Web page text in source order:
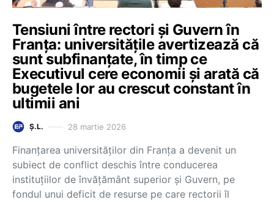
Tensiuni între rectori și Guvern în
Franța: universitățile avertizează că
sunt subfinanțate, în timp ce
Executivul cere economii și arată că
bugetele lor au crescut constant în
ultimii ani
Ș.L. 28 martie 2026
Finanțarea universităților din Franța a devenit un
subiect de conflict deschis între conducerea
instituțiilor de învățământ superior și Guvern, pe
fondul unui deficit de resurse pe care rectorii îl